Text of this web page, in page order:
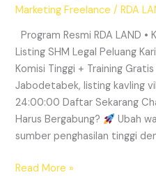
Marketing Freelance /RDA
Program Resmi RDA LAND •
Listing SHM Legal Peluang
Komisi Tinggi + Training
Jabodetabek, listing kavling
24:00:00 Daftar Sekarang
Harus Bergabung?
Ubah
sumber penghasilan tinggi
Komisi
Tinggi
+
Training
Gratis
Read More »